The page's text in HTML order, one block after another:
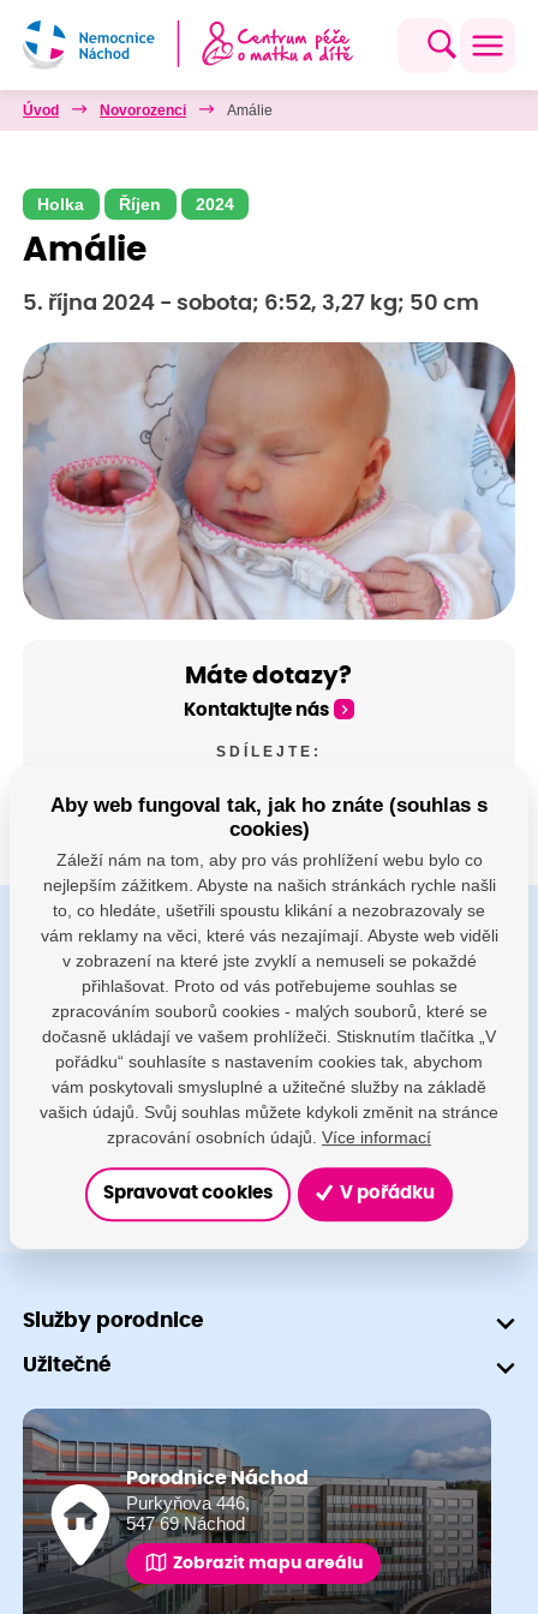
Úvod Novorozenci Amálie
Holka Říjen 2024
Amálie
5. října 2024 - sobota; 6:52, 3,27 kg; 50 cm
Máte dotazy?
Kontaktujte nás
SDÍLEJTE:
Buďte s námi v kontaktu
Jsme k dispozici pokud potřebujete pomoci
porodnice@nemocnicenachod.cz
+420 491 601 745
Služby porodnice
Užitečné
Porodnice Náchod
Purkyňova 446,
547 69 Náchod
Zobrazit mapu areálu
Aby web fungoval tak, jak ho znáte (souhlas s
cookies)
Záleží nám na tom, aby pro vás prohlížení webu bylo co
nejlepším zážitkem. Abyste na našich stránkách rychle našli
to, co hledáte, ušetřili spoustu klikání a nezobrazovaly se
vám reklamy na věci, které vás nezajímají. Abyste web viděli
v zobrazení na které jste zvyklí a nemuseli se pokaždé
přihlašovat. Proto od vás potřebujeme souhlas se
zpracováním souborů cookies - malých souborů, které se
dočasně ukládají ve vašem prohlížeči. Stisknutím tlačítka „V
pořádku“ souhlasíte s nastavením cookies tak, abychom
vám poskytovali smysluplné a užitečné služby na základě
vašich údajů. Svůj souhlas můžete kdykoli změnit na stránce
zpracování osobních údajů. Více informací
Spravovat cookies V pořádku